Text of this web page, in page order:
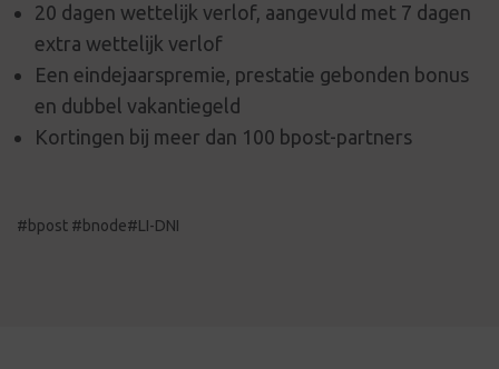
20 dagen wettelijk verlof, aangevuld met 7 dagen
extra wettelijk verlof
Een eindejaarspremie, prestatie gebonden bonus
en dubbel vakantiegeld
Kortingen bij meer dan 100 bpost-partners
#bpost #bnode#LI-DNI